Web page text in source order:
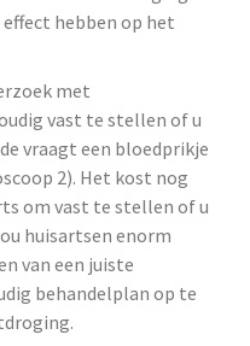
hebben op het
met
vast te stellen of u
vraagt een bloedprikje
2). Het kost nog
om vast te stellen of u
huisartsen enorm
van een juiste
behandelplan op te